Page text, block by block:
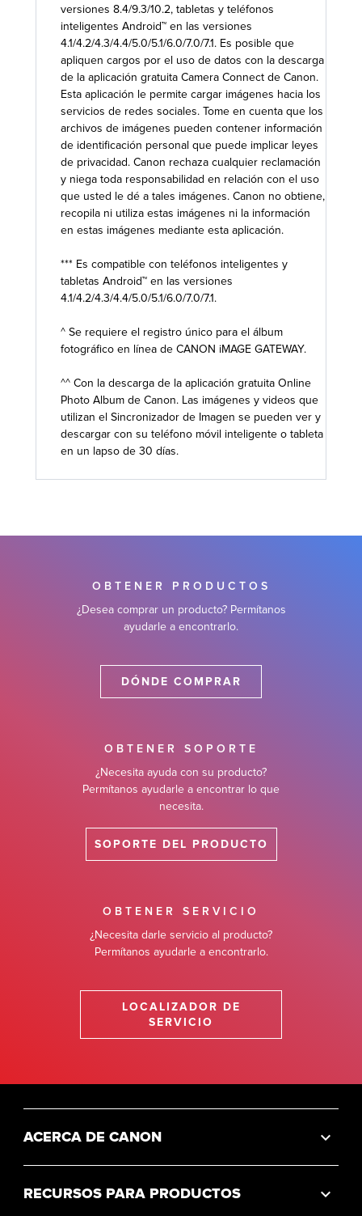
versiones 8.4/9.3/10.2, tabletas y teléfonos
inteligentes Android™ en las versiones
4.1/4.2/4.3/4.4/5.0/5.1/6.0/7.0/7.1. Es posible que
apliquen cargos por el uso de datos con la descarga
de la aplicación gratuita Camera Connect de Canon.
Esta aplicación le permite cargar imágenes hacia los
servicios de redes sociales. Tome en cuenta que los
archivos de imágenes pueden contener información
de identificación personal que puede implicar leyes
de privacidad. Canon rechaza cualquier reclamación
y niega toda responsabilidad en relación con el uso
que usted le dé a tales imágenes. Canon no obtiene,
recopila ni utiliza estas imágenes ni la información
en estas imágenes mediante esta aplicación.
*** Es compatible con teléfonos inteligentes y
tabletas Android™ en las versiones
4.1/4.2/4.3/4.4/5.0/5.1/6.0/7.0/7.1.
^ Se requiere el registro único para el álbum
fotográfico en línea de CANON iMAGE GATEWAY.
^^ Con la descarga de la aplicación gratuita Online
Photo Album de Canon. Las imágenes y videos que
utilizan el Sincronizador de Imagen se pueden ver y
descargar con su teléfono móvil inteligente o tableta
en un lapso de 30 días.
OBTENER PRODUCTOS
¿Desea comprar un producto? Permítanos
ayudarle a encontrarlo.
DÓNDE COMPRAR
OBTENER SOPORTE
¿Necesita ayuda con su producto?
Permítanos ayudarle a encontrar lo que
necesita.
SOPORTE DEL PRODUCTO
OBTENER SERVICIO
¿Necesita darle servicio al producto?
Permítanos ayudarle a encontrarlo.
LOCALIZADOR DE
SERVICIO
ACERCA DE CANON
RECURSOS PARA PRODUCTOS